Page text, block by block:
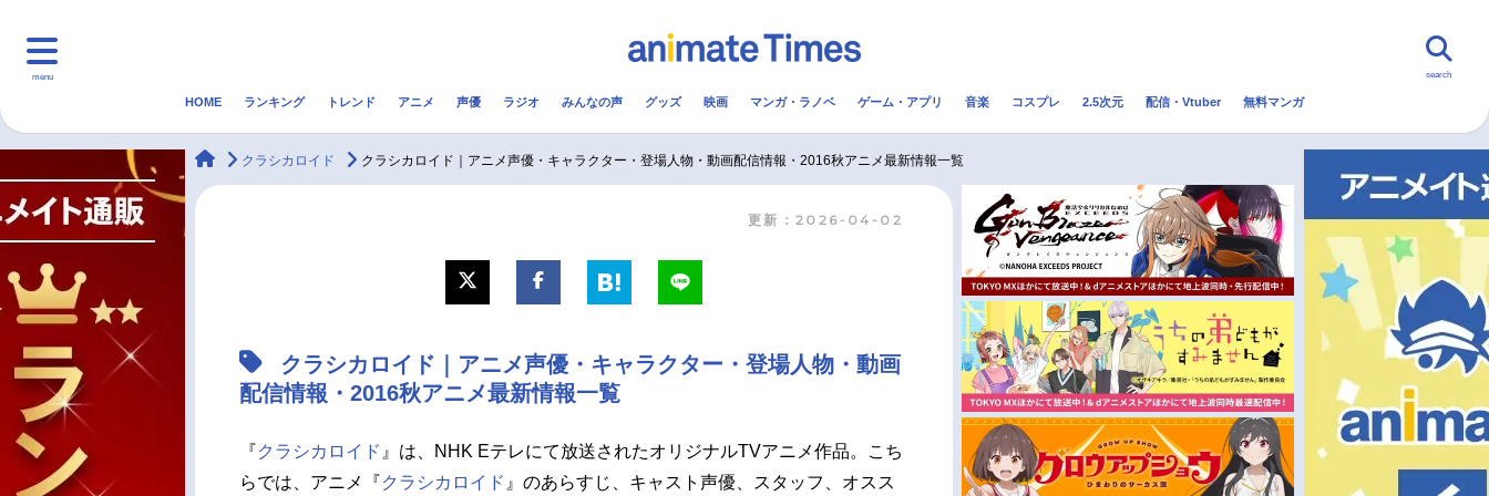
menu
マンガ・ラノベ 2.5次元 配信・Vtuber トレンド 無料マンガ
声優記事一覧
アニメ映画一覧
男性声優/女性声優一覧
今期アニメ曜日別一覧
夏アニメ
秋アニメ
冬アニメ
search
HOME ランキング トレンド アニメ 声優 ラジオ みんなの声 グッズ 映画 マンガ・ラノベ ゲーム・アプリ 音楽 コスプレ 2.5次元 配信・Vtuber 無料マンガ
animateTimes
クラシカロイド クラシカロイド｜アニメ声優・キャラクター・登場人物・動画配信情報・2016秋アニメ最新情報一覧
更新：2026-04-02
クラシカロイド｜アニメ声優・キャラクター・登場人物・動画
配信情報・2016秋アニメ最新情報一覧
『クラシカロイド 』は、NHK Eテレにて放送されたオリジナルTVアニメ作品。こち
らでは、アニメ『クラシカロイド 』のあらすじ、キャスト声優、スタッフ、オスス